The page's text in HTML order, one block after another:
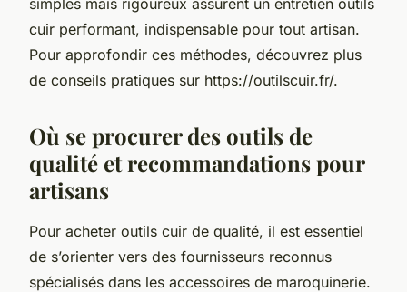
cuir performant, indispensable pour tout artisan.
Pour approfondir ces méthodes, découvrez plus
de conseils pratiques sur https://outilscuir.fr/.
Où se procurer des outils de
qualité et recommandations pour
artisans
Pour acheter outils cuir de qualité, il est essentiel
de s’orienter vers des fournisseurs reconnus
spécialisés dans les accessoires de maroquinerie.